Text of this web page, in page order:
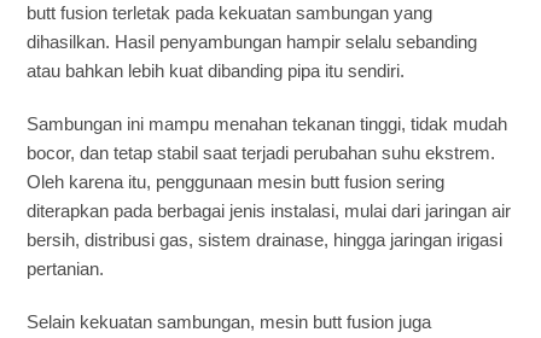
butt fusion terletak pada kekuatan sambungan yang
dihasilkan. Hasil penyambungan hampir selalu sebanding
atau bahkan lebih kuat dibanding pipa itu sendiri.
Sambungan ini mampu menahan tekanan tinggi, tidak mudah
bocor, dan tetap stabil saat terjadi perubahan suhu ekstrem.
Oleh karena itu, penggunaan mesin butt fusion sering
diterapkan pada berbagai jenis instalasi, mulai dari jaringan air
bersih, distribusi gas, sistem drainase, hingga jaringan irigasi
pertanian.
Selain kekuatan sambungan, mesin butt fusion juga